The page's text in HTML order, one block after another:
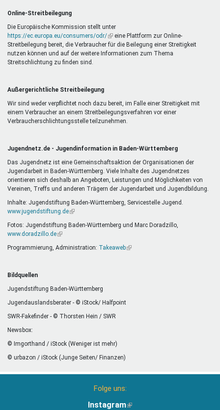
Online-Streitbeilegung
Die Europäische Kommission stellt unter
https://ec.europa.eu/consumers/odr/(Link
ist
extern)
eine Plattform zur Online-
Streitbeilegung bereit, die Verbraucher für die Beilegung einer Streitigkeit
nutzen können und auf der weitere Informationen zum Thema
Streitschlichtung zu finden sind.
Außergerichtliche Streitbeilegung
Wir sind weder verpflichtet noch dazu bereit, im Falle einer Streitigkeit mit
einem Verbraucher an einem Streitbeilegungsverfahren vor einer
Verbraucherschlichtungsstelle teilzunehmen.
Jugendnetz.de - Jugendinformation in Baden-Württemberg
Das Jugendnetz ist eine Gemeinschaftsaktion der Organisationen der
Jugendarbeit in Baden-Württemberg. Viele Inhalte des Jugendnetzes
orientieren sich deshalb an Angeboten, Leistungen und Möglichkeiten von
Vereinen, Treffs und anderen Trägern der Jugendarbeit und Jugendbildung.
Inhalte: Jugendstiftung Baden-Württemberg, Servicestelle Jugend.
www.jugendstiftung.de(Link
extern)
Fotos: Jugendstiftung Baden-Württemberg und Marc Doradzillo,
www.doradzillo.de(Link
extern)
Programmierung, Administration: Takeaweb(Link
Bildquellen
Jugendstiftung Baden-Württemberg
Jugendauslandsberater - © iStock/ Halfpoint
SWR-Fakefinder - © Thorsten Hein / SWR
Newsbox:
© Imgorthand / iStock (Weniger ist mehr)
© urbazon / iStock (Junge Seiten/ Finanzen)
Folge uns:
Instagram(Link